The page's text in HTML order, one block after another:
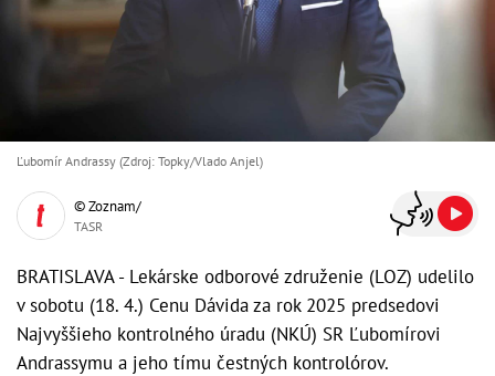
Ľubomír Andrassy (Zdroj: Topky/Vlado Anjel)
© Zoznam/
TASR
BRATISLAVA - Lekárske odborové združenie (LOZ) udelilo
v sobotu (18. 4.) Cenu Dávida za rok 2025 predsedovi
Najvyššieho kontrolného úradu (NKÚ) SR Ľubomírovi
Andrassymu a jeho tímu čestných kontrolórov.